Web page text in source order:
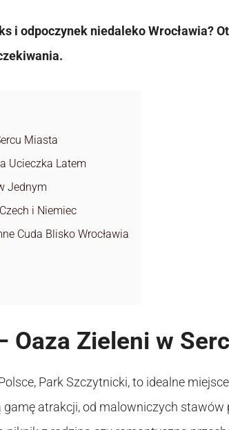
i odpoczynek niedaleko Wrocławia?
Miasta
Ucieczka Latem
Jednym
i Niemiec
Cuda Blisko Wrocławia
Oaza Zieleni w
Park Szczytnicki, to idealne
gamę atrakcji, od malowniczych stawów